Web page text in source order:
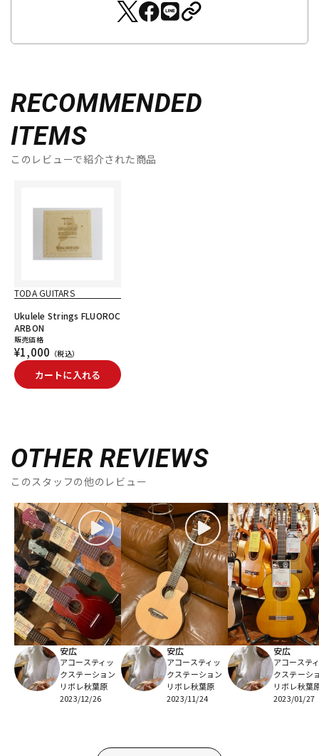
RECOMMENDED
ITEMS
このレビューで紹介された商品
TODA GUITARS
Ukulele Strings FLUOROC
ARBON
販売価格
¥1,000 （税込）
カートに入れる
OTHER REVIEWS
このスタッフの他のレビュー
安広
アコースティッ
クステーション
リボレ秋葉原
2023/12/26
安広
アコースティッ
クステーション
リボレ秋葉原
2023/11/24
安広
アコーステ
クステーシ
リボレ秋葉
2023/01/27